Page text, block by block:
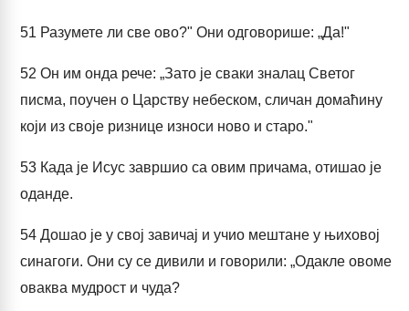
51 Разумете ли све ово?" Они одговорише: „Да!"
52 Он им онда рече: „Зато је сваки зналац Светог
писма, поучен о Царству небеском, сличан домаћину
који из своје ризнице износи ново и старо."
53 Када је Исус завршио са овим причама, отишао је
оданде.
54 Дошао је у свој завичај и учио мештане у њиховој
синагоги. Они су се дивили и говорили: „Одакле овоме
оваква мудрост и чуда?